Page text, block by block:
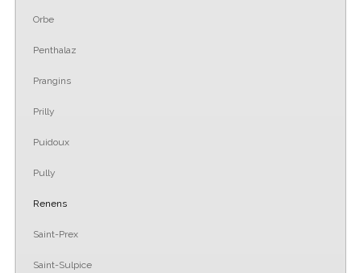
Orbe
Penthalaz
Prangins
Prilly
Puidoux
Pully
Renens
Saint-Prex
Saint-Sulpice